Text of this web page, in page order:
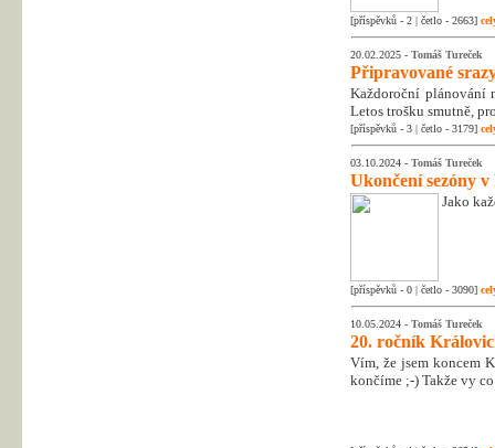
[příspěvků - 2 | četlo - 2663]
20.02.2025 - Tomáš Tureček
Připravované
Každoroční plánování
Letos trošku smutně,
[příspěvků - 3 | četlo - 3179]
03.10.2024 - Tomáš Tureček
Ukončení sezóny v
Jako
[příspěvků - 0 | četlo - 3090]
10.05.2024 - Tomáš Tureček
20. ročník
Vím, že jsem koncem
končíme ;-) Takže vy